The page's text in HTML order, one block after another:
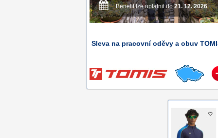
Benefit lze uplatnit do21. 12. 2026
Sleva na pracovní oděvy a obuv